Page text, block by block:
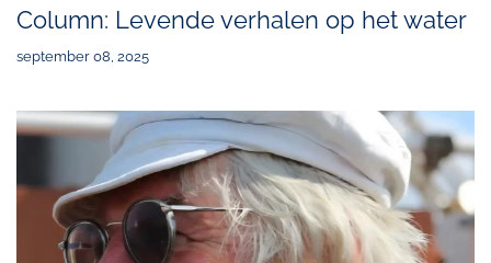
Column: Levende verhalen op het water
september 08, 2025